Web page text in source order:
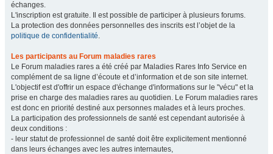
échanges.
L'inscription est gratuite. Il est possible de participer à plusieurs forums.
La protection des données personnelles des inscrits est l’objet de la
politique de confidentialité.
Les participants au Forum maladies rares
Le Forum maladies rares a été créé par Maladies Rares Info Service en
complément de sa ligne d’écoute et d’information et de son site internet.
L'objectif est d'offrir un espace d'échange d'informations sur le "vécu" et la
prise en charge des maladies rares au quotidien. Le Forum maladies rares
est donc en priorité destiné aux personnes malades et à leurs proches.
La participation des professionnels de santé est cependant autorisée à
deux conditions :
- leur statut de professionnel de santé doit être explicitement mentionné
dans leurs échanges avec les autres internautes,